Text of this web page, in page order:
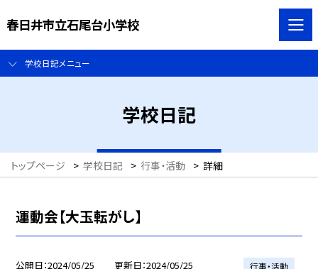
春日井市立石尾台小学校
学校日記メニュー
学校日記
トップページ > 学校日記 > 行事・活動 > 詳細
運動会【大玉転がし】
公開日 2024/05/25 更新日 2024/05/25 行事・活動